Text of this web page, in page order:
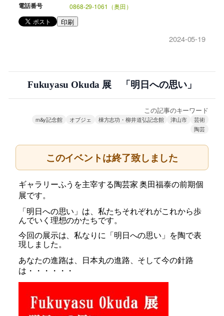
電話番号 0868-29-1061（奥田）
印刷
2024-05-19
Fukuyasu Okuda 展 「明日への思い」
この記事のキーワード
m&y記念館 オブジェ 棟方志功・柳井道弘記念館 津山市
芸術
陶芸
このイベントは終了致しました
ギャラリーふうを主宰する陶芸家 奥田福泰の前期個
展です。
「明日への思い」は、私たちそれぞれがこれから歩
んでいく 理想のかたちです。
今回の展示は、私なりに「明日への思い」を陶で表
現しました。
あなたの進路は、日本丸の進路、そして今の針路
は・・・・・・